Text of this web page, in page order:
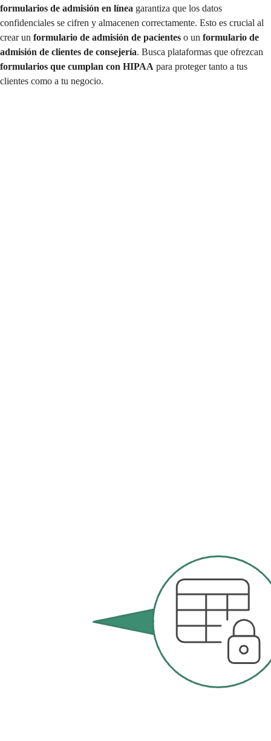
formularios de admisión en línea garantiza que los datos
confidenciales se cifren y almacenen correctamente. Esto es crucial al
crear un formulario de admisión de pacientes o un formulario de
admisión de clientes de consejería. Busca plataformas que ofrezcan
formularios que cumplan con HIPAA para proteger tanto a tus
clientes como a tu negocio.